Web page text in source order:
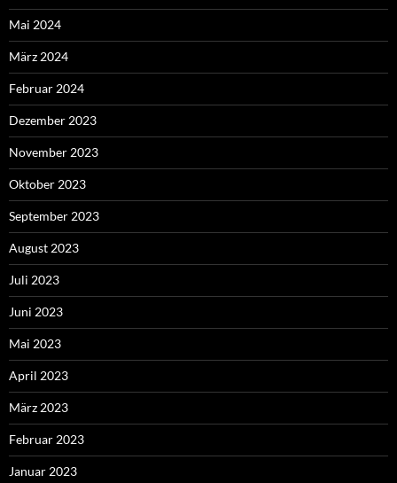
Mai 2024
März 2024
Februar 2024
Dezember 2023
November 2023
Oktober 2023
September 2023
August 2023
Juli 2023
Juni 2023
Mai 2023
April 2023
März 2023
Februar 2023
Januar 2023